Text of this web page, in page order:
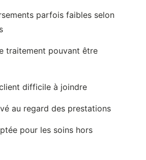
parfois faibles selon
traitement pouvant être
difficile à joindre
au regard des prestations
pour les soins hors